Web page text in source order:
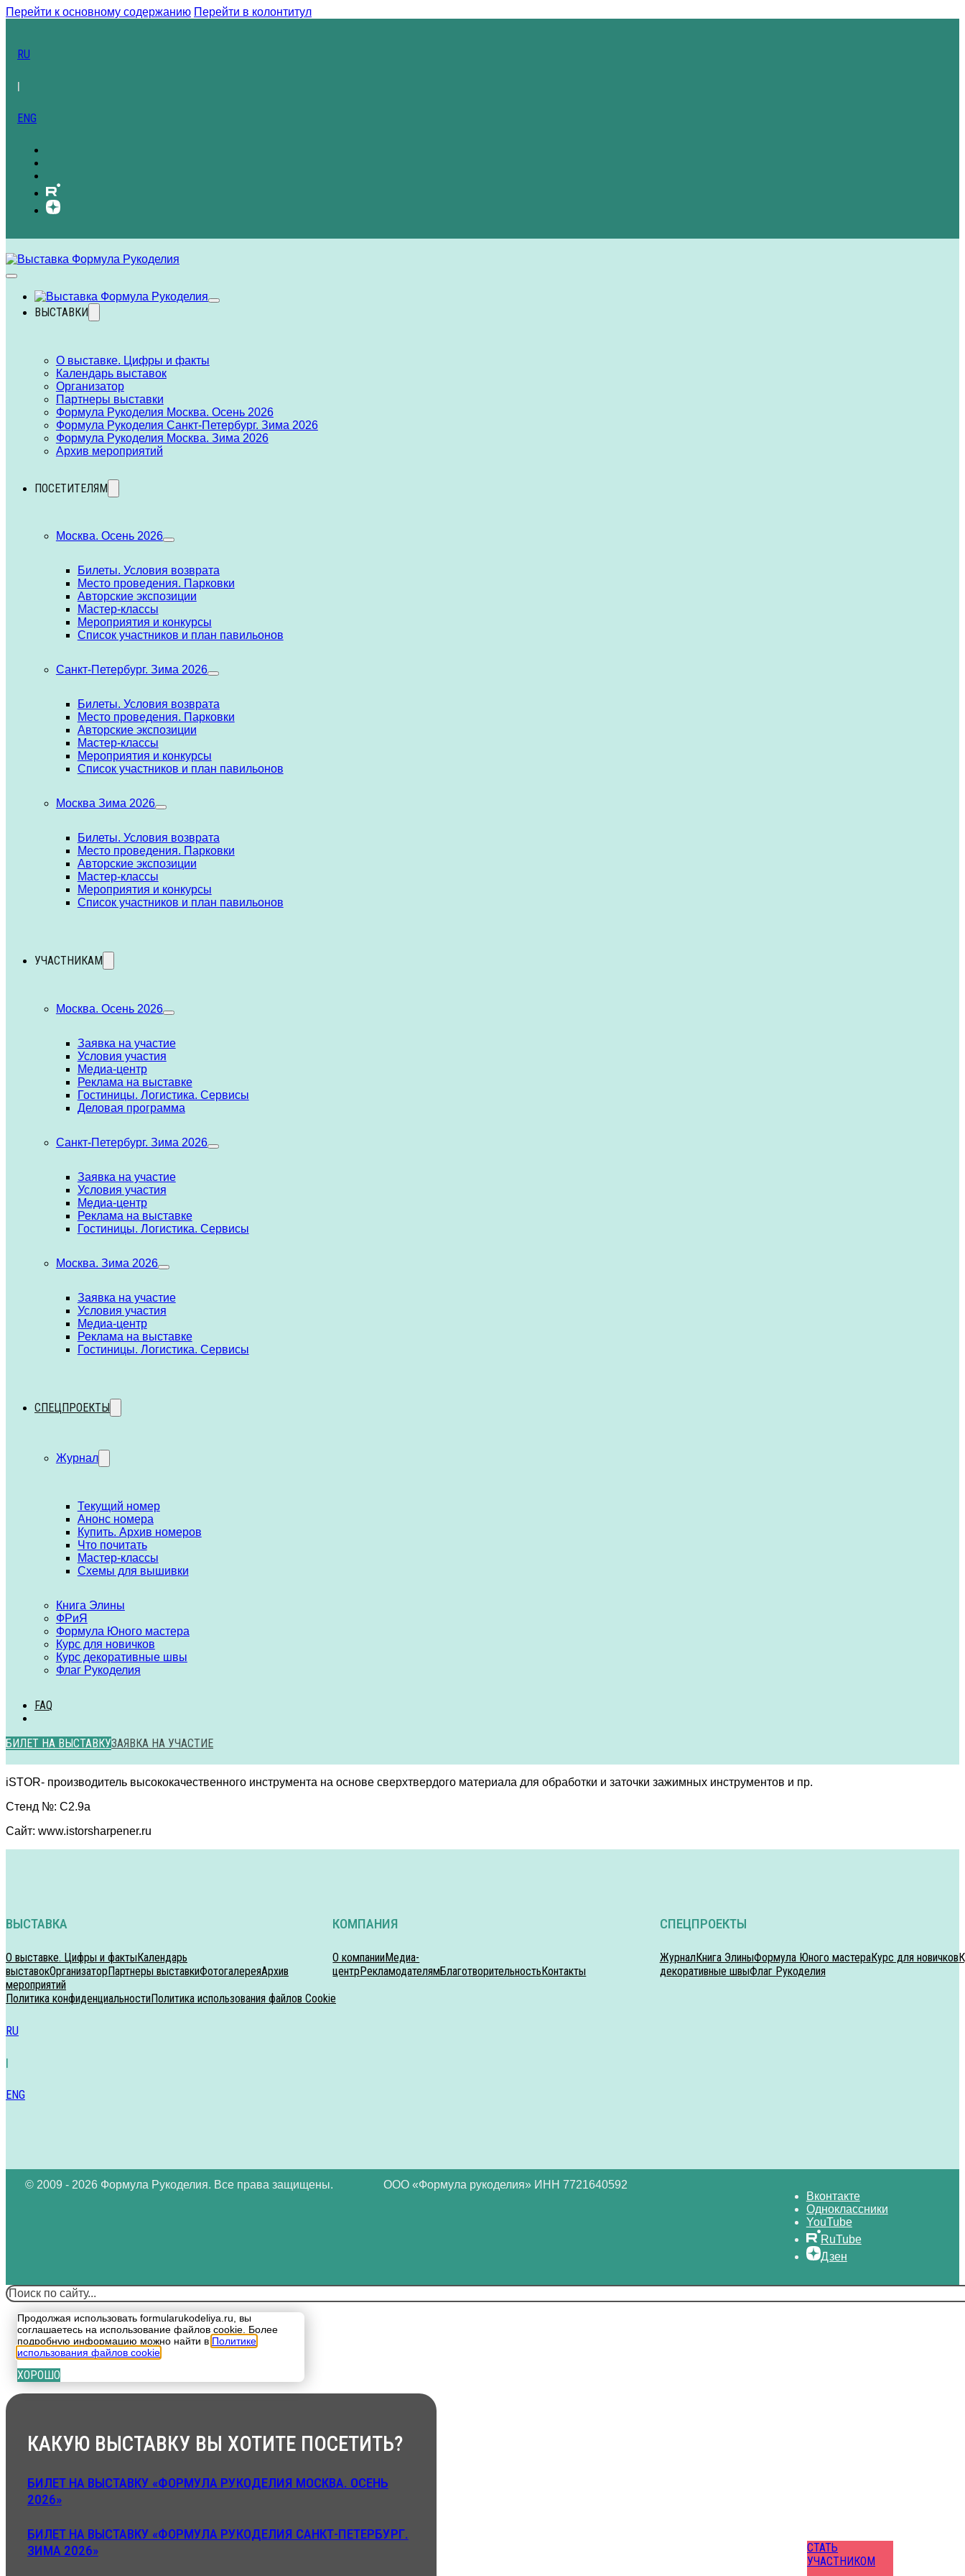
Перейти к основному содержанию Перейти в колонтитул
RU
ENG
ВЫСТАВКИ
О выставке. Цифры и факты
Календарь выставок
Организатор
Партнеры выставки
Формула Рукоделия Москва. Осень 2026
Формула Рукоделия Санкт-Петербург. Зима 2026
Формула Рукоделия Москва. Зима 2026
Архив мероприятий
ПОСЕТИТЕЛЯМ
Москва. Осень 2026
Билеты. Условия возврата
Место проведения. Парковки
Авторские экспозиции
Мастер-классы
Мероприятия и конкурсы
Список участников и план павильонов
Санкт-Петербург. Зима 2026
Билеты. Условия возврата
Место проведения. Парковки
Авторские экспозиции
Мастер-классы
Мероприятия и конкурсы
Список участников и план павильонов
Москва Зима 2026
Билеты. Условия возврата
Место проведения. Парковки
Авторские экспозиции
Мастер-классы
Мероприятия и конкурсы
Список участников и план павильонов
УЧАСТНИКАМ
Москва. Осень 2026
Заявка на участие
Условия участия
Медиа-центр
Реклама на выставке
Гостиницы. Логистика. Сервисы
Деловая программа
Санкт-Петербург. Зима 2026
Заявка на участие
Условия участия
Медиа-центр
Реклама на выставке
Гостиницы. Логистика. Сервисы
Москва. Зима 2026
Заявка на участие
Условия участия
Медиа-центр
Реклама на выставке
Гостиницы. Логистика. Сервисы
СПЕЦПРОЕКТЫ
Журнал
Текущий номер
Анонс номера
Купить. Архив номеров
Что почитать
Мастер-классы
Схемы для вышивки
Книга Элины
ФРиЯ
Формула Юного мастера
Курс для новичков
Курс декоративные швы
Флаг Рукоделия
FAQ
БИЛЕТ НА ВЫСТАВКУЗАЯВКА НА УЧАСТИЕ
iSTOR- производитель высококачественного инструмента на основе сверхтвердого материала для обработки и заточки зажимных инструментов и пр.
Стенд №: C2.9а
Сайт: www.istorsharpener.ru
ВЫСТАВКА
О выставке. Цифры и фактыКалендарь
выставокОрганизаторПартнеры выставкиФотогалереяАрхив
мероприятий
КОМПАНИЯ
О компанииМедиа-
центрРекламодателямБлаготворительностьКонтакты
СПЕЦПРОЕКТЫ
ЖурналКнига ЭлиныФормула Юного мастераКурс для новичков
декоративные швыФлаг Рукоделия
СТАТЬ
УЧАСТНИКОМ
Политика конфиденциальностиПолитика использования файлов Cookie
RU
ENG
© 2009 - 2026 Формула Рукоделия. Все права защищены.
ООО «Формула рукоделия» ИНН 7721640592
Вконтакте
Одноклассники
YouTube
RuTube
Дзен
Поиск
Продолжая использовать formularukodeliya.ru, вы
соглашаетесь на использование файлов cookie. Более
подробную информацию можно найти в Политике
использования файлов cookie
ХОРОШО
КАКУЮ ВЫСТАВКУ ВЫ ХОТИТЕ ПОСЕТИТЬ?
БИЛЕТ НА ВЫСТАВКУ «ФОРМУЛА РУКОДЕЛИЯ МОСКВА. ОСЕНЬ
2026»
БИЛЕТ НА ВЫСТАВКУ «ФОРМУЛА РУКОДЕЛИЯ САНКТ-ПЕТЕРБУРГ.
ЗИМА 2026»